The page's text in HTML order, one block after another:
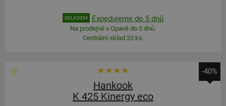
SKLADEM Expedujeme do 5 dnů
Na prodejně v Opavě do 5 dnů.
Centrální sklad 20 ks.
-40%
Hankook
K 425 Kinergy eco